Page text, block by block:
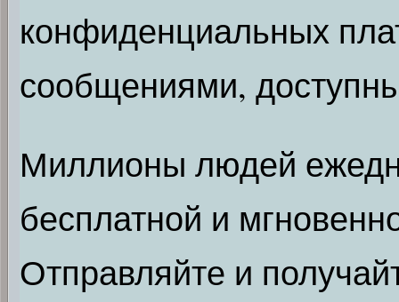
конфиденциальных
сообщениями,
Миллионы людей
бесплатной и
Отправляйте и